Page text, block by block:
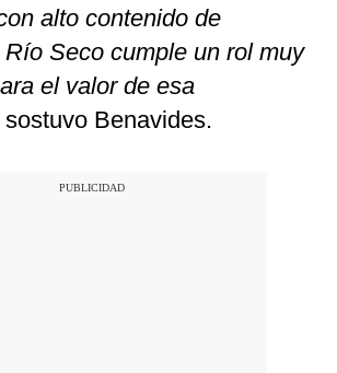
alto contenido de
Seco cumple un rol muy
el valor de esa
sostuvo Benavides.